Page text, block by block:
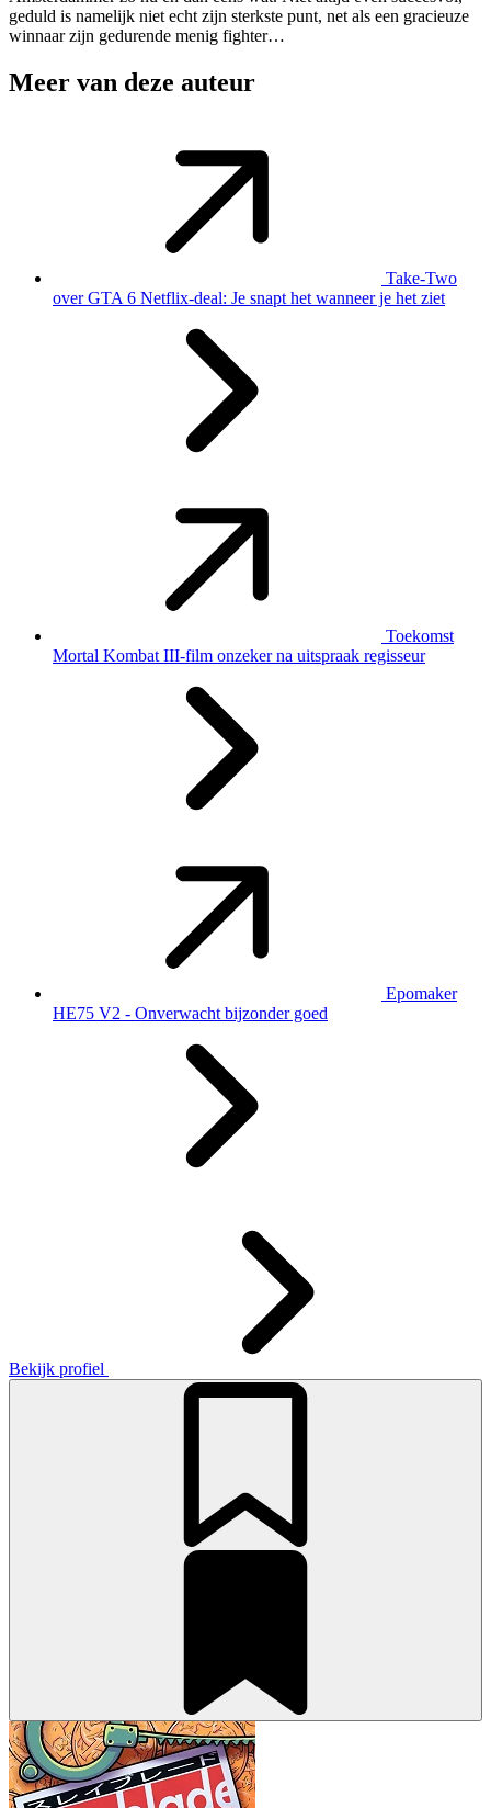
geduld is namelijk niet echt zijn sterkste punt, net als een gracieuze
winnaar zijn gedurende menig fighter…
Meer van deze auteur
Take-Two
over GTA 6 Netflix-deal: Je snapt het wanneer je het ziet
Toekomst
Mortal Kombat III-film onzeker na uitspraak regisseur
Epomaker
HE75 V2 - Onverwacht bijzonder goed
Bekijk profiel